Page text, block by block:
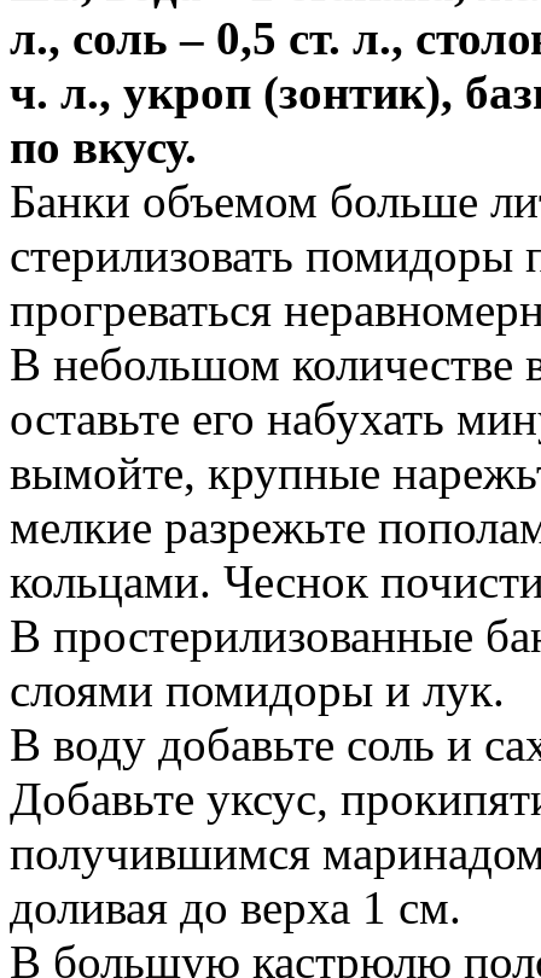
л., соль – 0,5 ст. л.,
ч. л., укроп (зонтик),
по вкусу.
Банки объемом больше
стерилизовать помидоры
прогреваться
В небольшом количестве
оставьте его набухать
вымойте, крупные
мелкие разрежьте
кольцами. Чеснок
В простерилизованные
слоями помидоры и лук.
В воду добавьте соль и
Добавьте уксус,
получившимся
доливая до верха 1 см.
В большую кастрюлю